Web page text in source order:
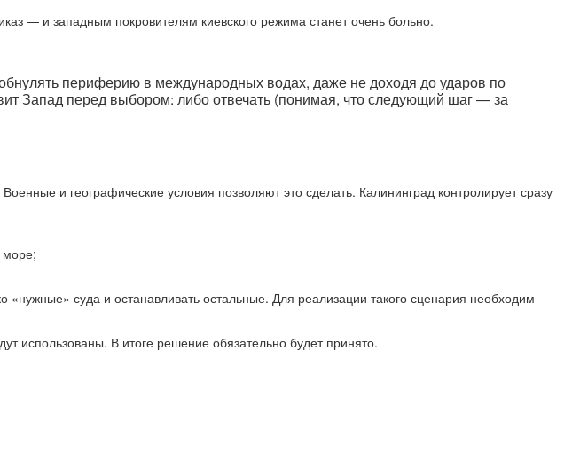
— и западным покровителям киевского режима станет очень больно.
периферию в международных водах, даже не доходя до ударов по
Запад перед выбором: либо отвечать (понимая, что следующий шаг — за
и географические условия позволяют это сделать. Калининград контролирует сразу
море;
суда и останавливать остальные. Для реализации такого сценария необходим
использованы. В итоге решение обязательно будет принято.